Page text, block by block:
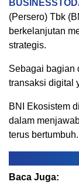
(Persero) Tbk
berkelanjutan
strategis.
Sebagai bagian
transaksi digital
BNI Ekosistem
dalam
terus bertumbuh.
Baca Juga: